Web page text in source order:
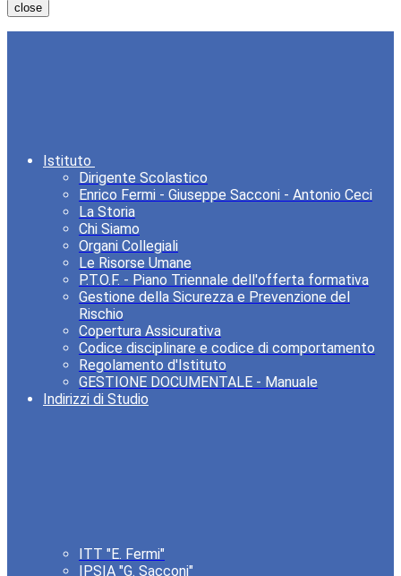
close
Istituto
Dirigente Scolastico
Enrico Fermi - Giuseppe Sacconi - Antonio Ceci
La Storia
Chi Siamo
Organi Collegiali
Le Risorse Umane
P.T.O.F. - Piano Triennale dell'offerta formativa
Gestione della Sicurezza e Prevenzione del
Rischio
Copertura Assicurativa
Codice disciplinare e codice di comportamento
Regolamento d'Istituto
GESTIONE DOCUMENTALE - Manuale
Indirizzi di Studio
ITT "E. Fermi"
IPSIA "G. Sacconi"